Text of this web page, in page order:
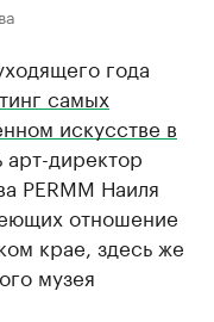
года
самых
искусстве в
арт-директор
PERMM Наиля
отношение
крае, здесь же
музея